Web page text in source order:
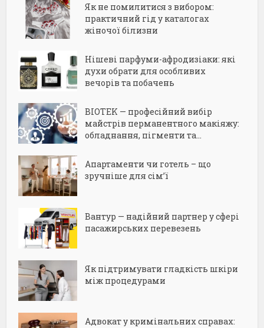
Як не помилитися з вибором:
практичний гід у каталогах
жіночої білизни
Нішеві парфуми-афродизіаки: які
духи обрати для особливих
вечорів та побачень
BIOTEK — професійний вибір
майстрів перманентного макіяжу:
обладнання, пігменти та...
Апартаменти чи готель – що
зручніше для сім’ї
Вантур — надійний партнер у сфері
пасажирських перевезень
Як підтримувати гладкість шкіри
між процедурами
Адвокат у кримінальних справах: